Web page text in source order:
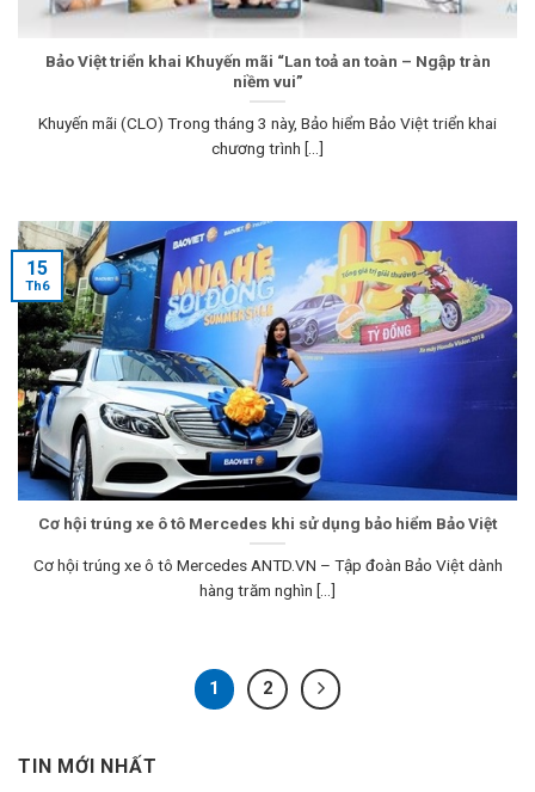
Bảo Việt triển khai Khuyến mãi “Lan toả an toàn – Ngập tràn
niềm vui”
Khuyến mãi (CLO) Trong tháng 3 này, Bảo hiểm Bảo Việt triển khai
chương trình [...]
Cơ hội trúng xe ô tô Mercedes khi sử dụng bảo hiểm Bảo Việt
Cơ hội trúng xe ô tô Mercedes ANTD.VN – Tập đoàn Bảo Việt dành
hàng trăm nghìn [...]
15
Th6
1 2
TIN MỚI NHẤT